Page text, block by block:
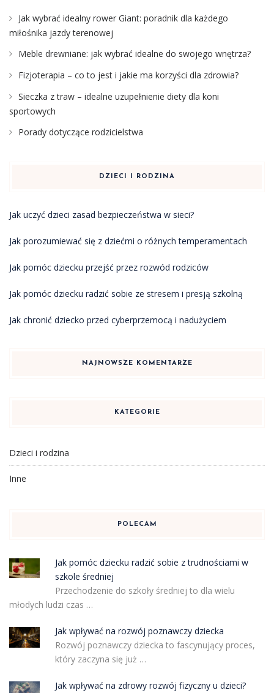
Jak wybrać idealny rower Giant: poradnik dla każdego
miłośnika jazdy terenowej
Meble drewniane: jak wybrać idealne do swojego wnętrza?
Fizjoterapia – co to jest i jakie ma korzyści dla zdrowia?
Sieczka z traw – idealne uzupełnienie diety dla koni
sportowych
Porady dotyczące rodzicielstwa
DZIECI I RODZINA
Jak uczyć dzieci zasad bezpieczeństwa w sieci?
Jak porozumiewać się z dziećmi o różnych temperamentach
Jak pomóc dziecku przejść przez rozwód rodziców
Jak pomóc dziecku radzić sobie ze stresem i presją szkolną
Jak chronić dziecko przed cyberprzemocą i nadużyciem
NAJNOWSZE KOMENTARZE
KATEGORIE
Dzieci i rodzina
Inne
POLECAM
Jak pomóc dziecku radzić sobie z trudnościami w
szkole średniej
Przechodzenie do szkoły średniej to dla wielu
młodych ludzi czas …
Jak wpływać na rozwój poznawczy dziecka
Rozwój poznawczy dziecka to fascynujący proces,
który zaczyna się już …
Jak wpływać na zdrowy rozwój fizyczny u dzieci?